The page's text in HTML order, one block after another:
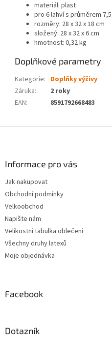
materiál: plast
pro 6 lahví s průměrem
rozměry: 28 x 32 x 18 cm
složený: 28 x 32 x 6 cm
hmotnost: 0,32 kg
Doplňkové parametry
Kategorie: Doplňky výživy
Záruka:
2 roky
EAN: 8591792668483
Informace pro vás
Jak nakupovat
Obchodní podmínky
Velkoobchod
Napište nám
Velikostní tabulka oblečení
Všechny druhy latexů
Moje objednávka
Facebook
Dotazník